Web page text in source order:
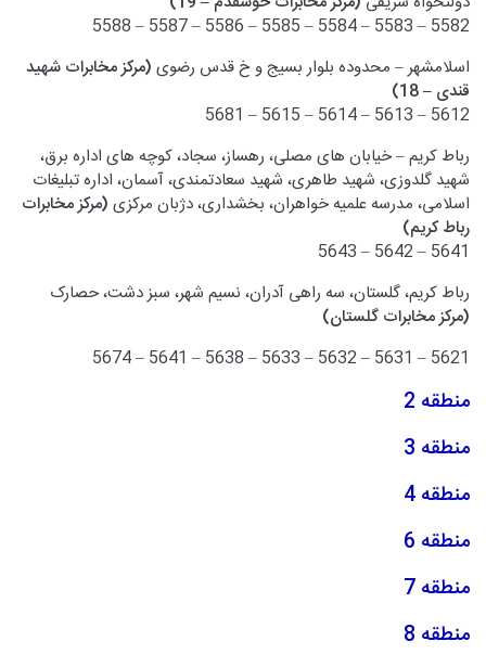
5582 – 5583 – 5584 – 5585 – 5586 – 5587 – 5588
اسلامشهر – محدوده بلوار بسیج و خ قدس رضوی (مرکز مخابرات شهید
قندی – 18)
5612 – 5613 – 5614 – 5615 – 5681
رباط کریم – خیابان های مصلی، رهساز، سجاد، کوچه های اداره برق،
شهید گلدوزی، شهید طاهری، شهید سعادتمندی، آسمان، اداره تبلیغات
اسلامی، مدرسه علمیه خواهران، بخشداری، دژبان مرکزی (مرکز مخابرات
رباط کریم)
5641 – 5642 – 5643
رباط کریم، گلستان، سه راهی آدران، نسیم شهر، سبز دشت، حصارک
(مرکز مخابرات گلستان)
5621 – 5631 – 5632 – 5633 – 5638 – 5641 – 5674
منطقه 2
منطقه 3
منطقه 4
منطقه 6
منطقه 7
منطقه 8